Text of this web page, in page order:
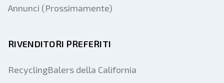
Annunci (Prossimamente)
RIVENDITORI PREFERITI
RecyclingBalers della California